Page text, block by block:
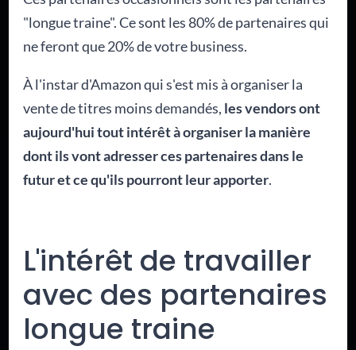
"longue traine". Ce sont les 80% de partenaires qui
ne feront que 20% de votre business.
À l'instar d'Amazon qui s'est mis à organiser la
vente de titres moins demandés, les vendors ont
aujourd'hui tout intérêt à organiser la manière
dont ils vont adresser ces partenaires dans le
futur et ce qu'ils pourront leur apporter.
L'intérêt de travailler
avec des partenaires
longue traine